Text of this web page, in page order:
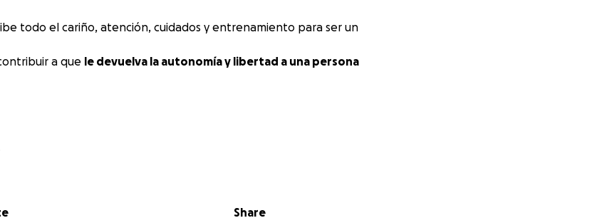
todo el cariño, atención, cuidados y entrenamiento para ser un
a que le devuelva la autonomía y libertad a una persona
octubre 2024.
Share